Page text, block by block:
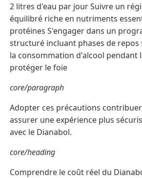
2 litres d'eau par jour Suivre un
équilibré riche en nutriments
protéines S'engager dans un
structuré incluant phases de repos
la consommation d'alcool pendant
protéger le foie
core/paragraph
Adopter ces précautions
assurer une expérience plus
avec le Dianabol.
core/heading
Comprendre le coût réel du